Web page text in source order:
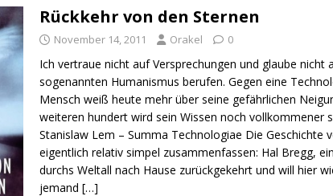
Rückkehr von den Sternen
November 14, 2011 Orakel 0
Ich vertraue nicht auf Versprechungen und glaube nicht
sogenannten Humanismus berufen. Gegen eine
Mensch weiß heute mehr über seine gefährlichen
weiteren hundert wird sein Wissen noch vollkommener
Stanislaw Lem – Summa Technologiae Die Geschichte
eigentlich relativ simpel zusammenfassen: Hal Bregg,
durchs Weltall nach Hause zurückgekehrt und will hier
jemand[…]